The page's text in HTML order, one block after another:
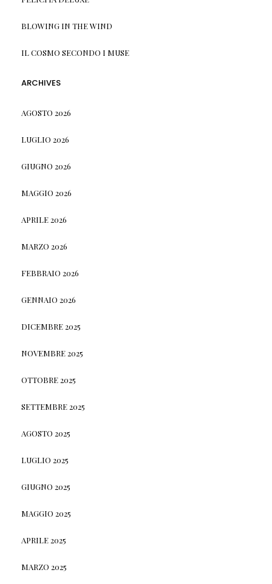
BLOWING IN THE WIND
IL COSMO SECONDO I MUSE
ARCHIVES
AGOSTO 2026
LUGLIO 2026
GIUGNO 2026
MAGGIO 2026
APRILE 2026
MARZO 2026
FEBBRAIO 2026
GENNAIO 2026
DICEMBRE 2025
NOVEMBRE 2025
OTTOBRE 2025
SETTEMBRE 2025
AGOSTO 2025
LUGLIO 2025
GIUGNO 2025
MAGGIO 2025
APRILE 2025
MARZO 2025